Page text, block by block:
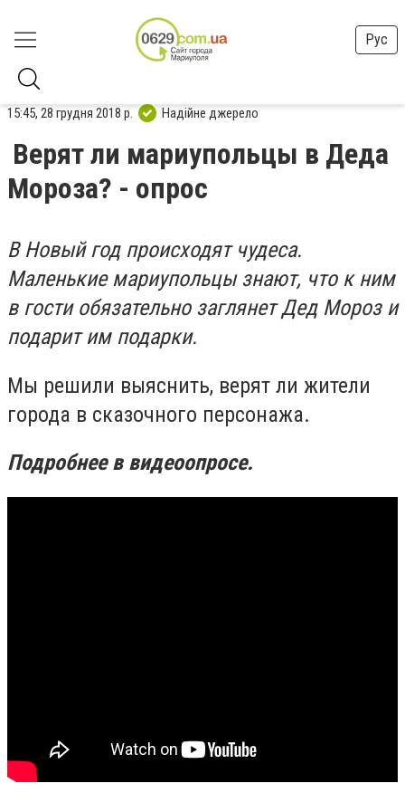
Рус
15:45, 28 грудня 2018 р. Надійне джерело
Верят ли мариупольцы в Деда
Мороза? - опрос
В Новый год происходят чудеса.
Маленькие мариупольцы знают, что к ним
в гости обязательно заглянет Дед Мороз и
подарит им подарки.
Мы решили выяснить, верят ли жители
города в сказочного персонажа.
Подробнее в видеоопросе.